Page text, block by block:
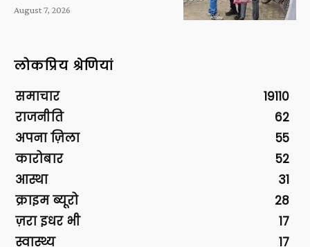
August 7, 2026
लोकप्रिय श्रेणियां
समाचार
19110
राजनीति
62
अपना ज़िला
55
कारोबार
52
आस्था
31
क्राइम ब्यूरो
28
ज़रा इधर भी
17
स्वास्थ्य
17